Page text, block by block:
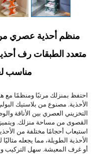
متعدد الطبقات رف
مناسب
احتفظ بمنزلك مرتبًا ومنظمًا مع
الأحذية. مصنوع من بلاستيك
التخزيني العصري بين الأناقة
القصوى من مساحة منزلك.
استيعاب أحجامًا مختلفة من
الأحذية الطويلة، مما يجعله
أو غرف المعيشة. سهل التركيب